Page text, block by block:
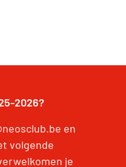
2026?
en
volgende
je